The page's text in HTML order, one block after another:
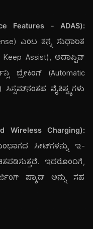
Features - ADAS):
ಎಂಬ ತನ್ನ ಸುಧಾರಿತ
Assist), ಅಡಾಪ್ಟಿವ್
ಬ್ರೇಕಿಂಗ್ (Automatic
ವೈಶಿಷ್ಟ್ಯಗಳು
Wireless Charging):
ಸೀಟ್‌ಗಳನ್ನು ಇ-
ಇದರೊಂದಿಗೆ,
ಪ್ಯಾಡ್ ಅನ್ನು ಸಹ